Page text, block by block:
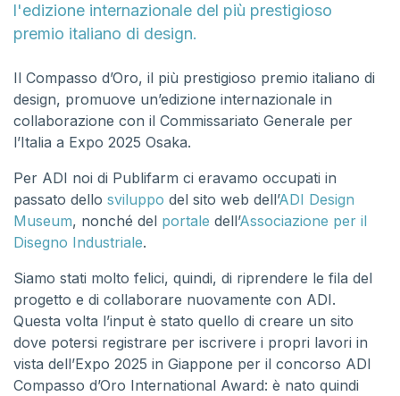
l'edizione internazionale del più prestigioso
premio italiano di design.
Il Compasso d’Oro, il più prestigioso premio italiano di
design, promuove un’edizione internazionale in
collaborazione con il Commissariato Generale per
l’Italia a Expo 2025 Osaka.
Per ADI noi di Publifarm ci eravamo occupati in
passato dello sviluppo del sito web dell’ADI Design
Museum, nonché del portale dell’Associazione per il
Disegno Industriale.
Siamo stati molto felici, quindi, di riprendere le fila del
progetto e di collaborare nuovamente con ADI.
Questa volta l’input è stato quello di creare un sito
dove potersi registrare per iscrivere i propri lavori in
vista dell’Expo 2025 in Giappone per il concorso ADI
Compasso d’Oro International Award: è nato quindi